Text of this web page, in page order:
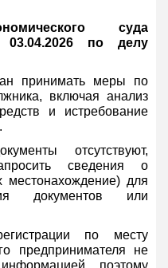
суда
03.04.2026 по делу
принимать меры по
включая анализ
и истребование
отсутствуют,
сведения о
местонахождение) для
документов или
по месту
предпринимателя не
поэтому